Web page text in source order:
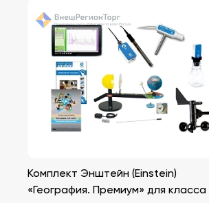
Комплект Энштейн (Einstein)
«География. Премиум» для класса